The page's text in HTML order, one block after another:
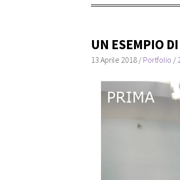
UN ESEMPIO
13 Aprile 2018 / Portfolio /